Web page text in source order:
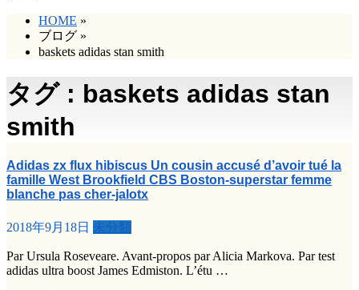
HOME »
ブログ »
baskets adidas stan smith
タグ : baskets adidas stan
smith
Adidas zx flux hibiscus Un cousin accusé d’avoir tué la
famille West Brookfield CBS Boston-superstar femme
blanche pas cher-jalotx
2018年9月18日 未分類
Par Ursula Roseveare. Avant-propos par Alicia Markova. Par test
adidas ultra boost James Edmiston. L’étu …